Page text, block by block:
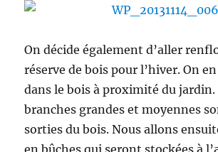
On décide également d’aller
réserve de bois pour l’hiver. On
dans le bois à proximité du jardin.
branches grandes et moyennes
sorties du bois. Nous allons
en bûches qui seront stockées à